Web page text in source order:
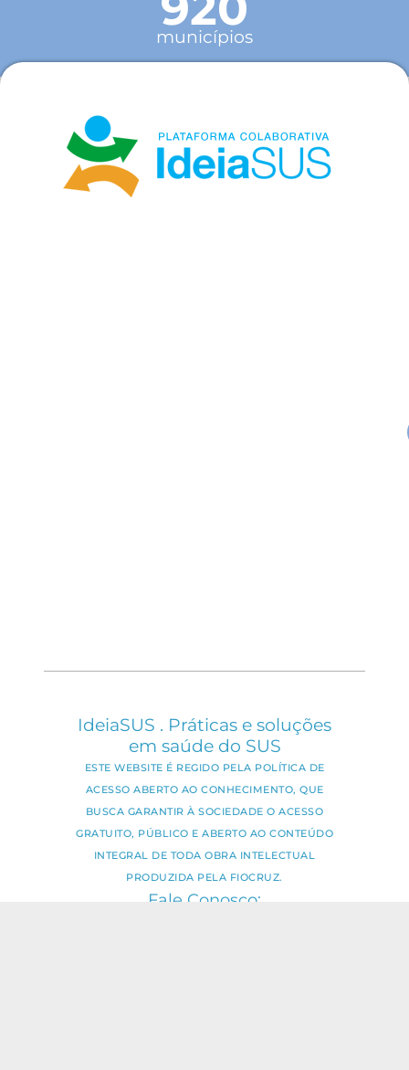
municípios
IdeiaSUS . Práticas e soluções
em saúde do SUS
ESTE WEBSITE É REGIDO PELA POLÍTICA DE
ACESSO ABERTO AO CONHECIMENTO, QUE
BUSCA GARANTIR À SOCIEDADE O ACESSO
GRATUITO, PÚBLICO E ABERTO AO CONTEÚDO
INTEGRAL DE TODA OBRA INTELECTUAL
PRODUZIDA PELA FIOCRUZ.
Fale Conosco: